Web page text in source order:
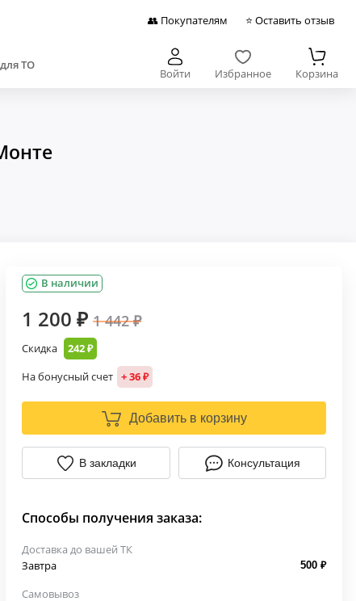
👥 Покупателям ⭐ Оставить отзыв
ТО
Войти Избранное Корзина
В наличии
1 200 ₽1 442 ₽
Скидка 242 ₽
На бонусный счет + 36 ₽
Добавить в корзину
В закладки Консультация
Способы получения заказа:
Доставка до вашей ТК
Завтра
500 ₽
Самовывоз